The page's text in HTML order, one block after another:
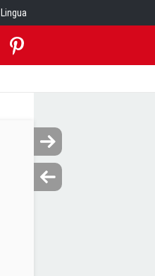
Lingua